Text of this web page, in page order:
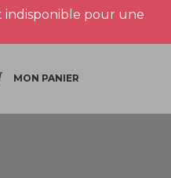
indisponible pour une
MON PANIER